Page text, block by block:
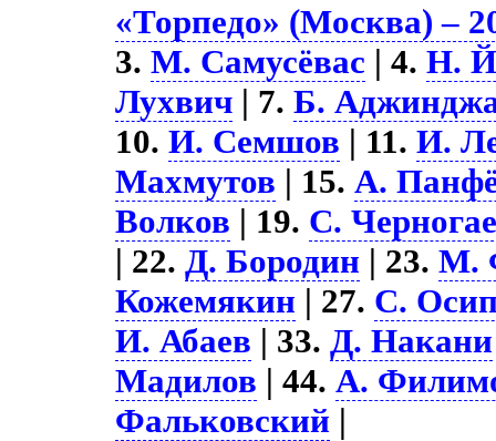
«Торпедо» (Москва) –
3.М. Самусёвас | 4.Н.
Лухвич | 7.Б.
10.И. Семшов | 11.И.
Махмутов | 15.А.
Волков | 19. С.
| 22.Д. Бородин | 23.М.
Кожемякин | 27. С.
И. Абаев | 33.Д. Накани
Мадилов | 44.А.
Фальковский |